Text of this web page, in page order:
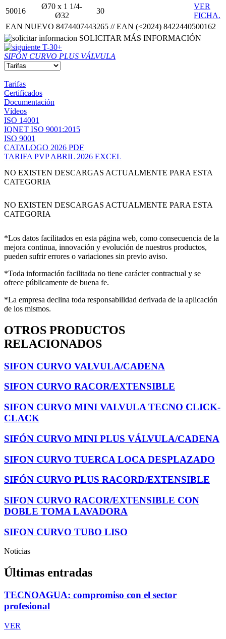
50016
Ø70 x 1 1/4-
Ø32
30
VER
FICHA.
EAN NUEVO 8474407443265 // EAN (<2024) 8422440500162
SOLICITAR MÁS INFORMACIÓN
T-30+
SIFÓN CURVO PLUS VÁLVULA
Tarifas
Certificados
Documentación
Vídeos
ISO 14001
IQNET ISO 9001:2015
ISO 9001
CATALOGO 2026 PDF
TARIFA PVP ABRIL 2026 EXCEL
NO EXISTEN DESCARGAS ACTUALMENTE PARA ESTA
CATEGORIA
NO EXISTEN DESCARGAS ACTUALMENTE PARA ESTA
CATEGORIA
*Los datos facilitados en esta página web, como consecuencia de la
mejora continua, innovación y evolución de nuestros productos,
pueden sufrir errores o variaciones sin previo aviso.
*Toda información facilitada no tiene carácter contractual y se
ofrece públicamente de buena fe.
*La empresa declina toda responsabilidad derivada de la aplicación
de los mismos.
OTROS PRODUCTOS
RELACIONADOS
SIFON CURVO VALVULA/CADENA
SIFON CURVO RACOR/EXTENSIBLE
SIFON CURVO MINI VALVULA TECNO CLICK-
CLACK
SIFÓN CURVO MINI PLUS VÁLVULA/CADENA
SIFON CURVO TUERCA LOCA DESPLAZADO
SIFÓN CURVO PLUS RACORD/EXTENSIBLE
SIFON CURVO RACOR/EXTENSIBLE CON
DOBLE TOMA LAVADORA
SIFON CURVO TUBO LISO
Noticias
Últimas entradas
TECNOAGUA: compromiso con el sector
profesional
VER